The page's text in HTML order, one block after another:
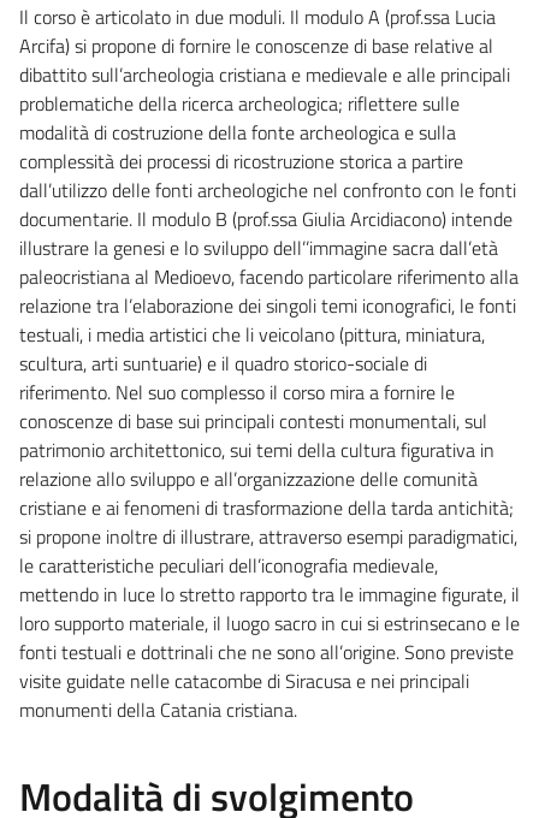
Il corso è articolato in due moduli. Il modulo A (prof.ssa Lucia
Arcifa) si propone di fornire le conoscenze di base relative al
dibattito sull’archeologia cristiana e medievale e alle principali
problematiche della ricerca archeologica; riflettere sulle
modalità di costruzione della fonte archeologica e sulla
complessità dei processi di ricostruzione storica a partire
dall’utilizzo delle fonti archeologiche nel confronto con le fonti
documentarie. Il modulo B (prof.ssa Giulia Arcidiacono) intende
illustrare la genesi e lo sviluppo dell’’immagine sacra dall’età
paleocristiana al Medioevo, facendo particolare riferimento alla
relazione tra l’elaborazione dei singoli temi iconografici, le fonti
testuali, i media artistici che li veicolano (pittura, miniatura,
scultura, arti suntuarie) e il quadro storico-sociale di
riferimento. Nel suo complesso il corso mira a fornire le
conoscenze di base sui principali contesti monumentali, sul
patrimonio architettonico, sui temi della cultura figurativa in
relazione allo sviluppo e all’organizzazione delle comunità
cristiane e ai fenomeni di trasformazione della tarda antichità;
si propone inoltre di illustrare, attraverso esempi paradigmatici,
le caratteristiche peculiari dell’iconografia medievale,
mettendo in luce lo stretto rapporto tra le immagine figurate, il
loro supporto materiale, il luogo sacro in cui si estrinsecano e le
fonti testuali e dottrinali che ne sono all’origine. Sono previste
visite guidate nelle catacombe di Siracusa e nei principali
monumenti della Catania cristiana.
Modalità di svolgimento